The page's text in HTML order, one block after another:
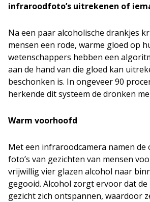
infraroodfoto’s uitrekenen of
Na een paar alcoholische drankjes
mensen een rode, warme gloed op
wetenschappers hebben een
aan de hand van die gloed kan
beschonken is. In ongeveer 90
herkende dit systeem de dronken
Warm voorhoofd
Met een infraroodcamera namen de
foto’s van gezichten van mensen
vrijwillig vier glazen alcohol naar
gegooid. Alcohol zorgt ervoor dat
gezicht zich ontspannen, waardoor